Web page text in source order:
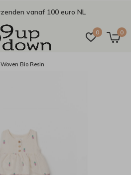
0 0
vanaf 100 euro NL
Bio Resin